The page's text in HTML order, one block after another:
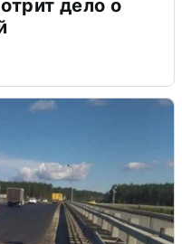
дело о